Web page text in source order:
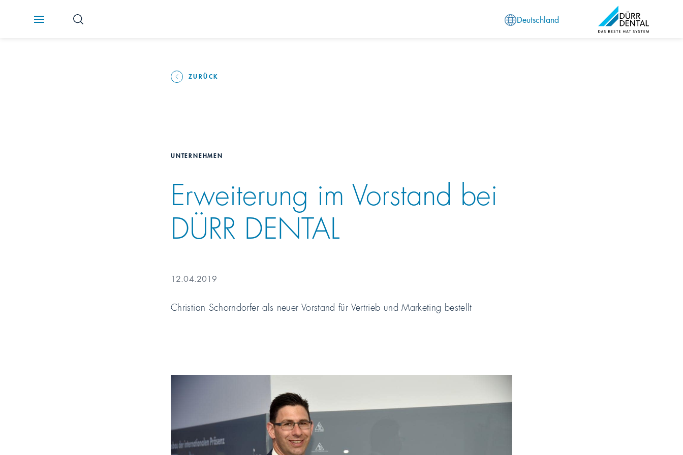
Deutschland
ZURÜCK
UNTERNEHMEN
Erweiterung im Vorstand bei
DÜRR DENTAL
12.04.2019
Christian Schorndorfer als neuer Vorstand für Vertrieb und Marketing bestellt